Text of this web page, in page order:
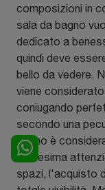
composizioni in
sala da bagno
dedicato a
quindi deve
bello da vedere.
viene
coniugando
secondo una
bagno è
medesima
spazi, l'acquisto